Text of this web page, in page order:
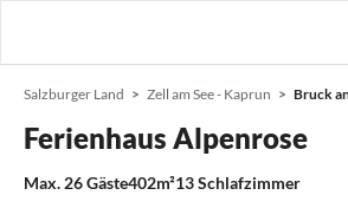
Salzburger Land Zell am See - Kaprun Bruck
Ferienhaus Alpenrose
Max. 26Gäste402m²13Schlafzimmer